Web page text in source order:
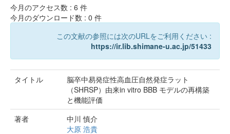
今月のアクセス数 : 6 件
今月のダウンロード数 : 0 件
この文献の参照には次のURLをご利用ください :
https://ir.lib.shimane-u.ac.jp/51433
タイトル
脳卒中易発症性高血圧自然発症ラット
（SHRSP）由来in vitro BBB モデルの再構築
と機能評価
著者
中川 慎介
大原 浩貴